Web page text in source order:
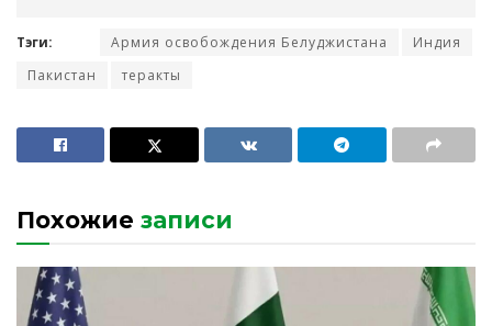
Тэги: Армия освобождения Белуджистана
Индия
Пакистан
теракты
Похожие записи